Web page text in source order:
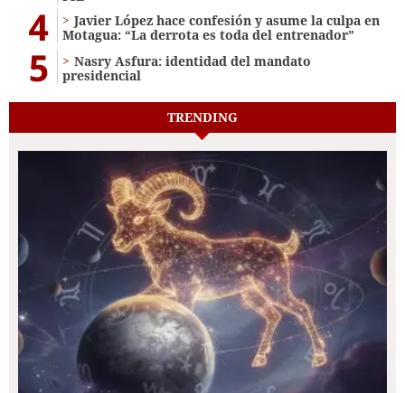
4
Javier López hace confesión y asume la culpa en
Motagua: “La derrota es toda del entrenador”
5
Nasry Asfura: identidad del mandato
presidencial
TRENDING